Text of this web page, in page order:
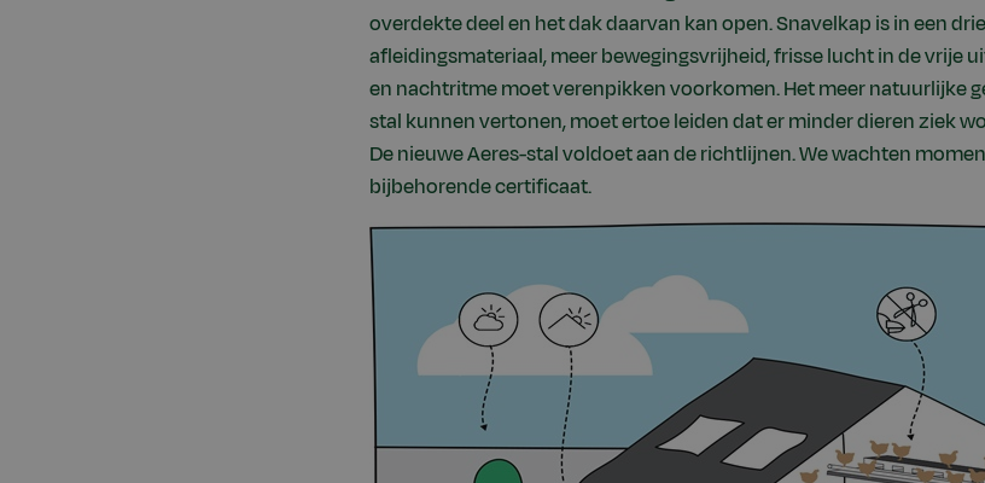
overdekte deel en het dak daarvan kan open. Snavelkap is in een
afleidingsmateriaal, meer bewegingsvrijheid, frisse lucht in de vrije
en nachtritme moet verenpikken voorkomen. Het meer natuurlijke
stal kunnen vertonen, moet ertoe leiden dat er minder dieren ziek
De nieuwe Aeres-stal voldoet aan de richtlijnen. We wachten
bijbehorende certificaat.